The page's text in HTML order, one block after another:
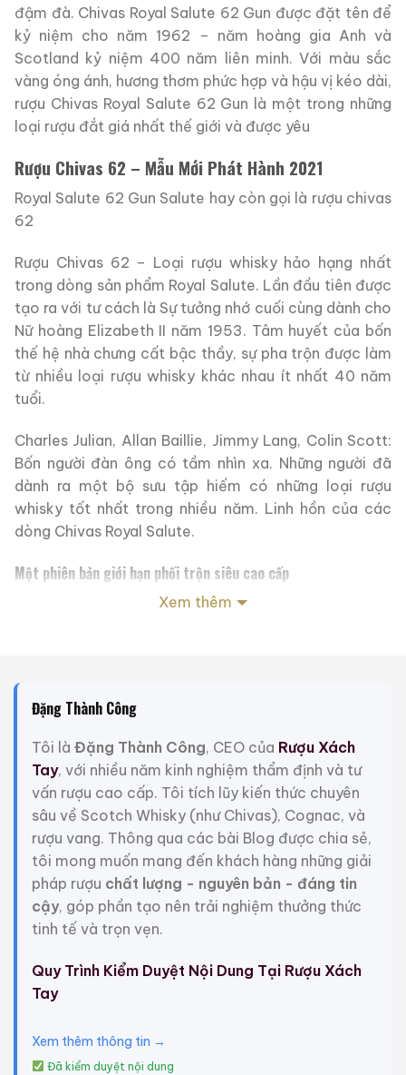
đậm đà. Chivas Royal Salute 62 Gun được đặt tên để
kỷ niệm cho năm 1962 – năm hoàng gia Anh và
Scotland kỷ niệm 400 năm liên minh. Với màu sắc
vàng óng ánh, hương thơm phức hợp và hậu vị kéo dài,
rượu Chivas Royal Salute 62 Gun là một trong những
loại rượu đắt giá nhất thế giới và được yêu
Rượu Chivas 62 – Mẫu Mới Phát Hành 2021
Royal Salute 62 Gun Salute hay còn gọi là rượu chivas
62
Rượu Chivas 62 – Loại rượu whisky hảo hạng nhất
trong dòng sản phẩm Royal Salute. Lần đầu tiên được
tạo ra với tư cách là Sự tưởng nhớ cuối cùng dành cho
Nữ hoàng Elizabeth II năm 1953. Tâm huyết của bốn
thế hệ nhà chưng cất bậc thầy, sự pha trộn được làm
từ nhiều loại rượu whisky khác nhau ít nhất 40 năm
tuổi.
Charles Julian, Allan Baillie, Jimmy Lang, Colin Scott:
Bốn người đàn ông có tầm nhìn xa. Những người đã
dành ra một bộ sưu tập hiếm có những loại rượu
whisky tốt nhất trong nhiều năm. Linh hồn của các
dòng Chivas Royal Salute.
Một phiên bản giới hạn phối trộn siêu cao cấp
Một phiên bản giới hạn phối trộn siêu cao cấp từ
62 Gun Salute. Mang âm hưởng của những truyền
thống lâu đời. Việc bắn 62 phát đại bác, một đặc
quyền riêng của London, chỉ dành cho những ngày kỷ
niệm Hoàng gia đặc biệt nhất.
Các loại rượu whisky được sử dụng để pha trộn được
ủ ít nhất 40 năm. Bình chiết pha lê điêu khắc được
thiết kế bởi các Thợ thủ công bậc thầy tại Dartington
Crystal. Mỗi bình chiết là kết quả của hơn bốn mươi
giờ chăm sóc và chú tâm. Bình pha lê màu xanh thẫm
trang nhã, sơn với điểm nhấn sang trọng là gia huy dát
vàng 24 carat và đi kèm trong một hộp đựng màu
xanh hoàn chỉnh với một cuốn sách mô tả quá trình
tạo ra sự pha trộn.
Xem thêm
Đặng Thành Công
Tôi là Đặng Thành Công, CEO của Rượu Xách
Tay, với nhiều năm kinh nghiệm thẩm định và tư
vấn rượu cao cấp. Tôi tích lũy kiến thức chuyên
sâu về Scotch Whisky (như Chivas), Cognac, và
rượu vang. Thông qua các bài Blog được chia sẻ,
tôi mong muốn mang đến khách hàng những giải
pháp rượu chất lượng - nguyên bản - đáng tin
cậy, góp phần tạo nên trải nghiệm thưởng thức
tinh tế và trọn vẹn.
Quy Trình Kiểm Duyệt Nội Dung Tại Rượu Xách
Tay
Xem thêm thông tin →
Đã kiểm duyệt nội dung